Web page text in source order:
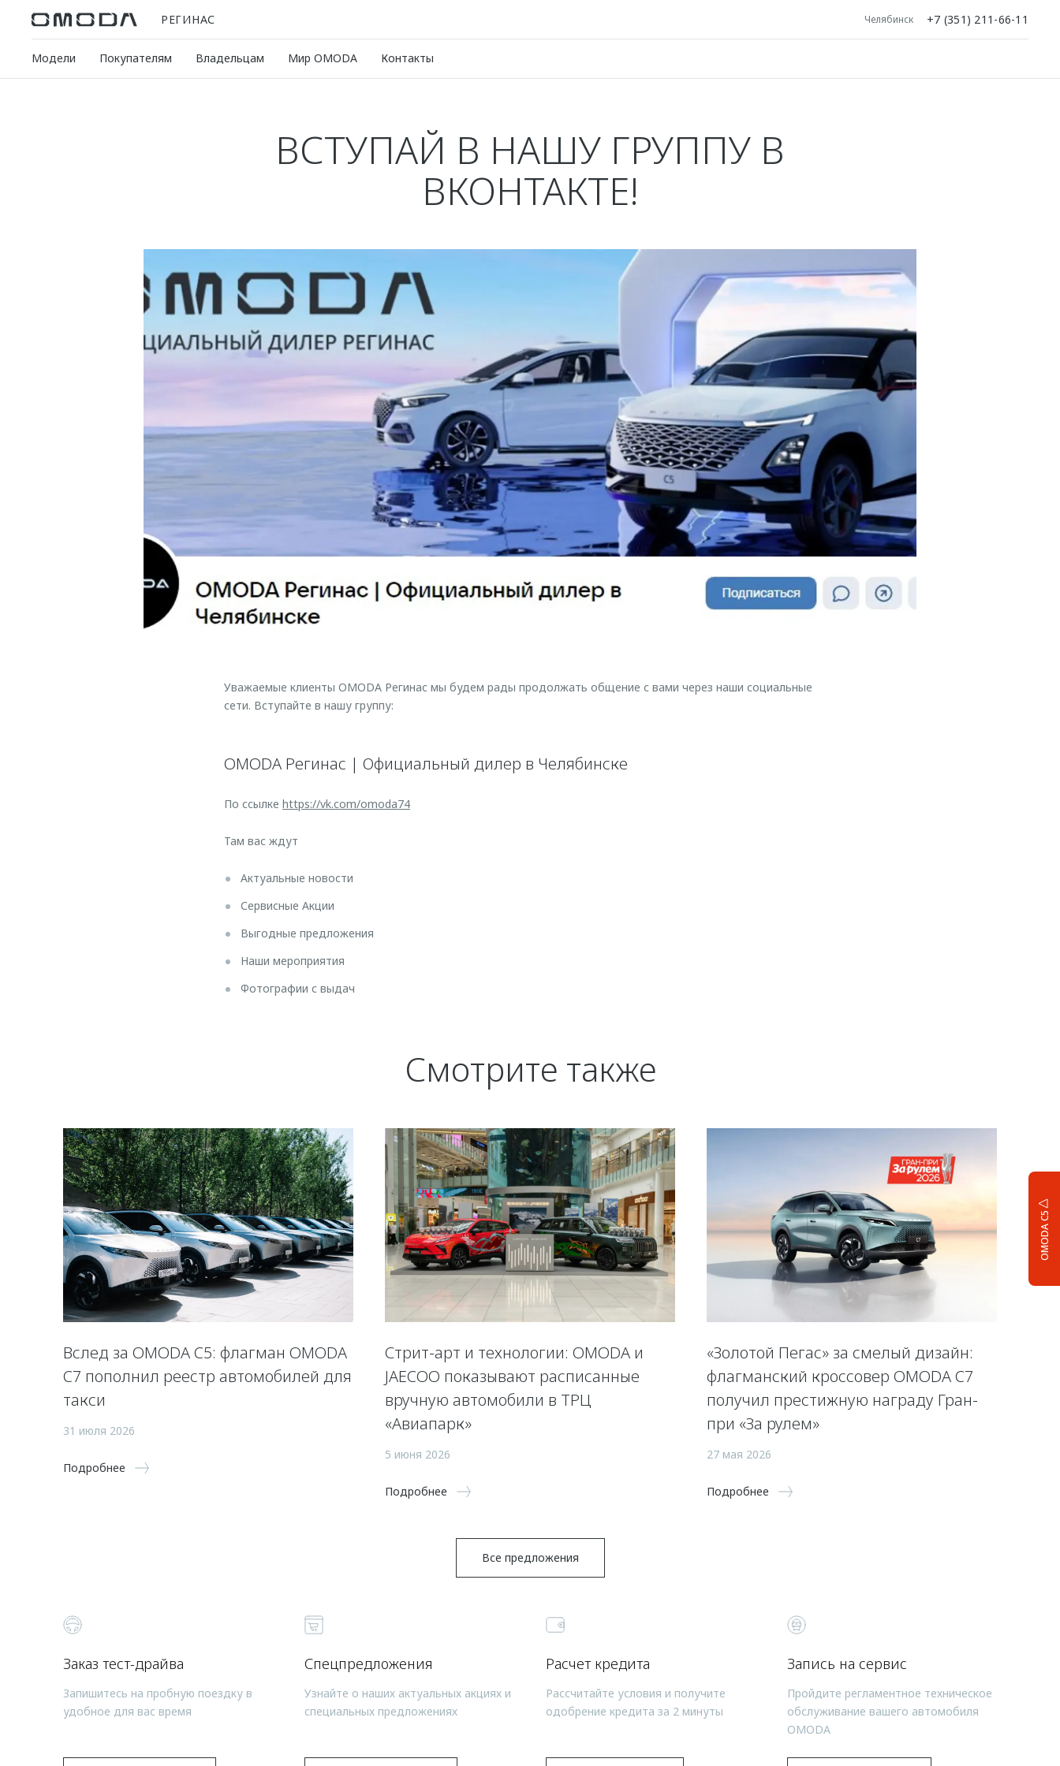
РЕГИНАС Челябинск +7 (351) 211-66-11
Модели Покупателям Владельцам Мир OMODA Контакты
OMODA C5
ВСТУПАЙ В НАШУ ГРУППУ В
ВКОНТАКТЕ!
Уважаемые клиенты OMODA Регинас мы будем рады продолжать общение с вами через наши социальные
сети. Вступайте в нашу группу:
OMODA Регинас | Официальный дилер в Челябинске
По ссылке https://vk.com/omoda74
Там вас ждут
Актуальные новости
Сервисные Акции
Выгодные предложения
Наши мероприятия
Фотографии с выдач
Смотрите также
Вслед за OMODA C5: флагман OMODA
C7 пополнил реестр автомобилей для
такси
31 июля 2026
Подробнее
Стрит-арт и технологии: OMODA и
JAECOO показывают расписанные
вручную автомобили в ТРЦ
«Авиапарк»
5 июня 2026
Подробнее
«Золотой Пегас» за смелый дизайн:
флагманский кроссовер OMODA C7
получил престижную награду Гран-
при «За рулем»
27 мая 2026
Подробнее
Все предложения
Заказ тест-драйва
Запишитесь на пробную поездку в
удобное для вас время
Спецпредложения
Узнайте о наших актуальных акциях и
специальных предложениях
Расчет кредита
Рассчитайте условия и получите
одобрение кредита за 2 минуты
Запись на сервис
Пройдите регламентное техническое
обслуживание вашего автомобиля
OMODA